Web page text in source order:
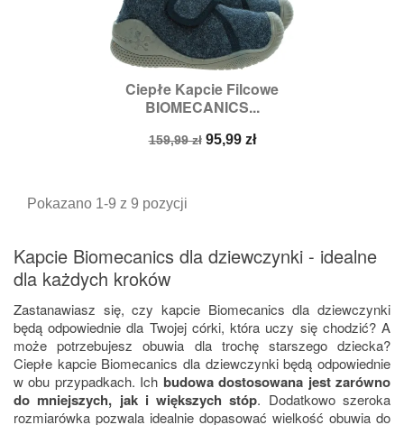
Ciepłe Kapcie Filcowe
BIOMECANICS...
Cena
159,99 zł Cena
95,99 zł
Pokazano 1-9 z 9 pozycji
Kapcie Biomecanics dla dziewczynki - idealne
dla każdych kroków
Zastanawiasz się, czy kapcie Biomecanics dla dziewczynki
będą odpowiednie dla Twojej córki, która uczy się chodzić? A
może potrzebujesz obuwia dla trochę starszego dziecka?
Ciepłe kapcie Biomecanics dla dziewczynki będą odpowiednie
w obu przypadkach. Ich budowa dostosowana jest zarówno
do mniejszych, jak i większych stóp. Dodatkowo szeroka
rozmiarówka pozwala idealnie dopasować wielkość obuwia do